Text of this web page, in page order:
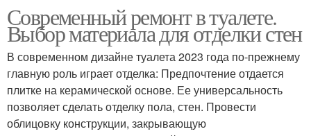
Современный ремонт в туалете.
Выбор материала для отделки стен
В современном дизайне туалета 2023 года по-прежнему
главную роль играет отделка: Предпочтение отдается
плитке на керамической основе. Ее универсальность
позволяет сделать отделку пола, стен. Провести
облицовку конструкции, закрывающую